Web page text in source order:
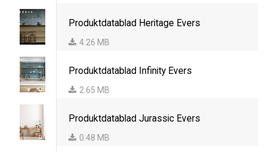
Produktdatablad Heritage Evers
4.26 MB
Produktdatablad Infinity Evers
2.65 MB
Produktdatablad Jurassic Evers
0.48 MB